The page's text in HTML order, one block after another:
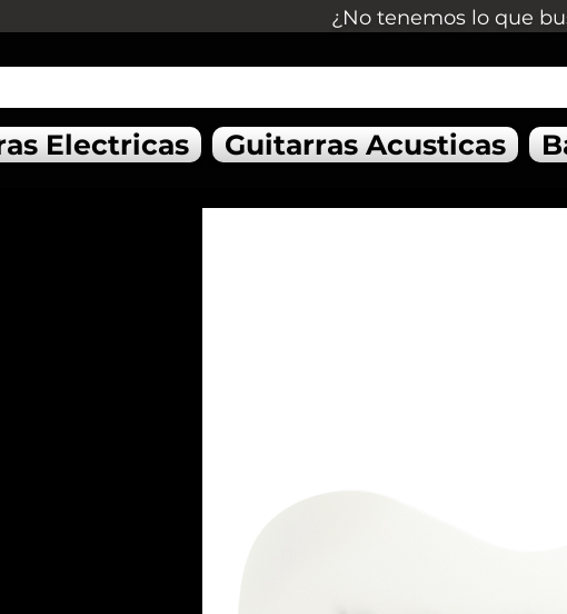
¿No tenemos lo que
Electricas Guitarras Acusticas